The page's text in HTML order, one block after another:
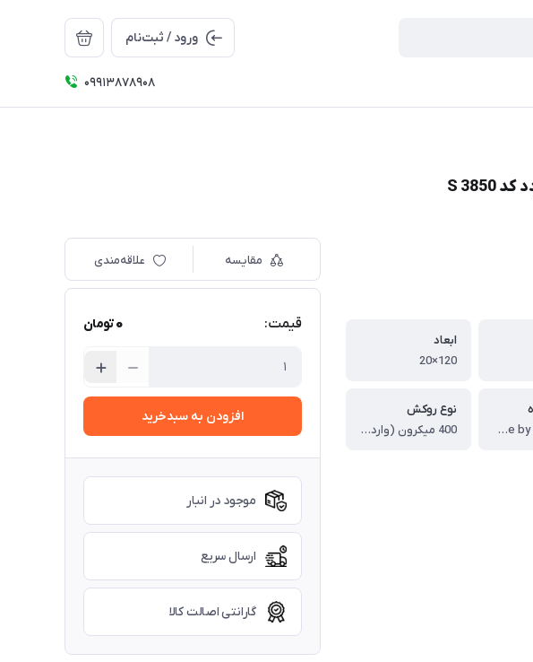
ورود / ثبت‌نام
09913878908
ابعاد
120×20
ایران (license by P.R.C)
نوع روکش
400 میکرون (وارداتی)
مقایسه علاقه‌مندی
قیمت: 0تومان
افزودن به سبدخرید
موجود در انبار
ارسال سریع
گارانتی اصالت کالا